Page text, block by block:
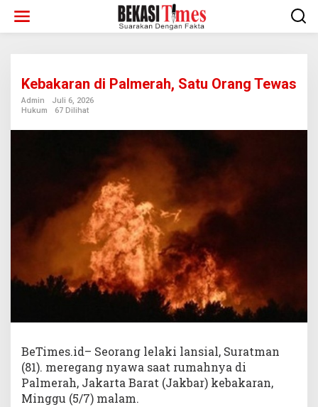
konten
Kebakaran di Palmerah, Satu Orang Tewas
Admin
Juli 6, 2026
Hukum
67 Dilihat
BeTimes.id– Seorang lelaki lansial, Suratman
(81). meregang nyawa saat rumahnya di
Palmerah, Jakarta Barat (Jakbar) kebakaran,
Minggu (5/7) malam.